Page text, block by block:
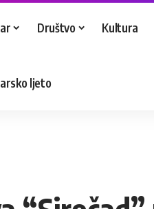
Društvo Kultura
ljeto